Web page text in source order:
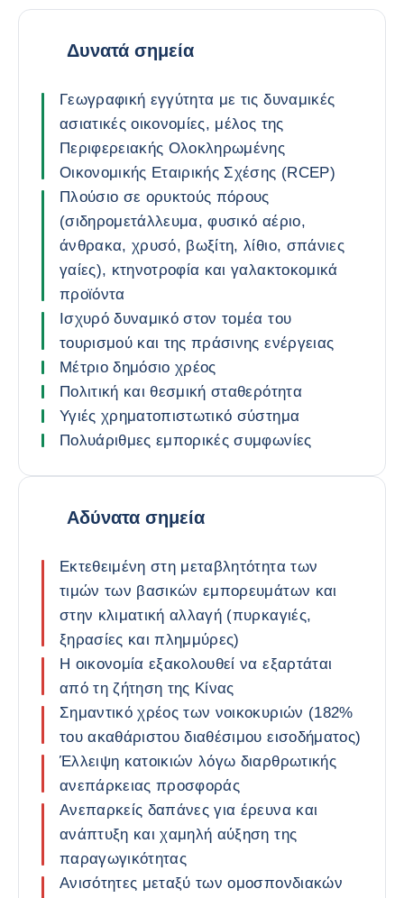
Δυνατά σημεία
Γεωγραφική εγγύτητα με τις δυναμικές
ασιατικές οικονομίες, μέλος της
Περιφερειακής Ολοκληρωμένης
Οικονομικής Εταιρικής Σχέσης (RCEP)
Πλούσιο σε ορυκτούς πόρους
(σιδηρομετάλλευμα, φυσικό αέριο,
άνθρακα, χρυσό, βωξίτη, λίθιο, σπάνιες
γαίες), κτηνοτροφία και γαλακτοκομικά
προϊόντα
Ισχυρό δυναμικό στον τομέα του
τουρισμού και της πράσινης ενέργειας
Μέτριο δημόσιο χρέος
Πολιτική και θεσμική σταθερότητα
Υγιές χρηματοπιστωτικό σύστημα
Πολυάριθμες εμπορικές συμφωνίες
Αδύνατα σημεία
Εκτεθειμένη στη μεταβλητότητα των
τιμών των βασικών εμπορευμάτων και
στην κλιματική αλλαγή (πυρκαγιές,
ξηρασίες και πλημμύρες)
Η οικονομία εξακολουθεί να εξαρτάται
από τη ζήτηση της Κίνας
Σημαντικό χρέος των νοικοκυριών (182%
του ακαθάριστου διαθέσιμου εισοδήματος)
Έλλειψη κατοικιών λόγω διαρθρωτικής
ανεπάρκειας προσφοράς
Ανεπαρκείς δαπάνες για έρευνα και
ανάπτυξη και χαμηλή αύξηση της
παραγωγικότητας
Ανισότητες μεταξύ των ομοσπονδιακών